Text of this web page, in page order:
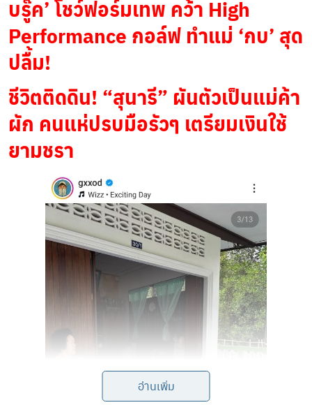
บรู๊ค’ โชว์ฟอร์มเทพ คว้า High
Performance กอล์ฟ ทำแม่ ‘กบ’ สุด
ปลื้ม!
ชีวิตติดดิน! “สุนารี” ผันตัวเป็นแม่ค้า
ผัก คนแห่ปรบมือรัวๆ เตรียมเงินใช้
ยามชรา
อ่านเพิ่ม